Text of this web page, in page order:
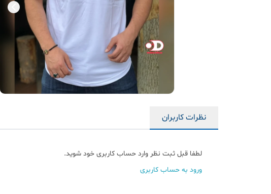
نظرات کاربران
لطفا قبل ثبت نظر وارد حساب کاربری خود شوید.
ورود به حساب کاربری